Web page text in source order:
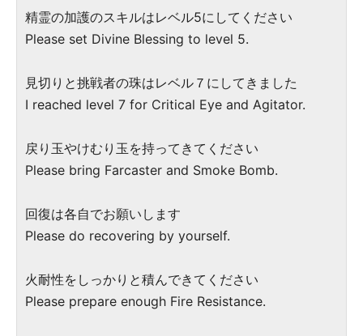
精霊の加護のスキルはレベル5にしてください
Please set Divine Blessing to level 5.
見切りと挑戦者の珠はレベル７にしてきました
I reached level 7 for Critical Eye and Agitator.
戻り玉やけむり玉を持ってきてください
Please bring Farcaster and Smoke Bomb.
回復は各自でお願いします
Please do recovering by yourself.
火耐性をしっかりと積んできてください
Please prepare enough Fire Resistance.